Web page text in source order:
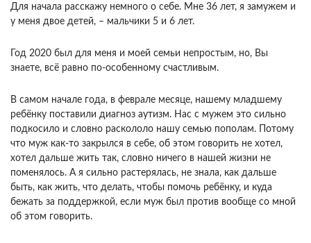
Для начала расскажу немного о себе. Мне 36 лет, я замужем и
у меня двое детей, – мальчики 5 и 6 лет.
Год 2020 был для меня и моей семьи непростым, но, Вы
знаете, всё равно по-особенному счастливым.
В самом начале года, в феврале месяце, нашему младшему
ребёнку поставили диагноз аутизм. Нас с мужем это сильно
подкосило и словно раскололо нашу семью пополам. Потому
что муж как-то закрылся в себе, об этом говорить не хотел,
хотел дальше жить так, словно ничего в нашей жизни не
поменялось. А я сильно растерялась, не знала, как дальше
быть, как жить, что делать, чтобы помочь ребёнку, и куда
бежать за поддержкой, если муж был против вообще со мной
об этом говорить.